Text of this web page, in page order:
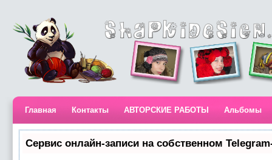
Главная Контакты АВТОРСКИЕ РАБОТЫ Альбомы
Сервис онлайн-записи на собственном